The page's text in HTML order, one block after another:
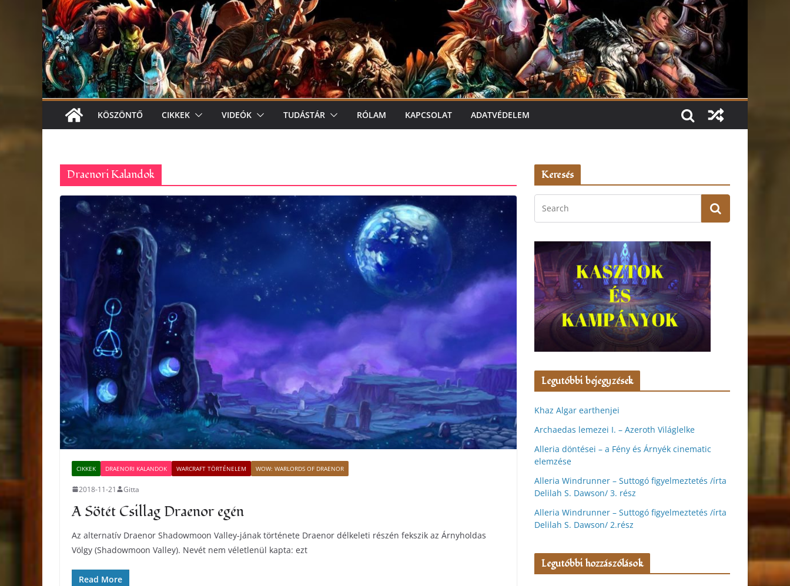
KÖSZÖNTŐ CIKKEK VIDEÓK TUDÁSTÁR RÓLAM KAPCSOLAT ADATVÉDELEM
Draenori Kalandok
CIKKEK DRAENORI KALANDOK WARCRAFT TÖRTÉNELEM WOW: WARLORDS OF DRAENOR
2018-11-21 Gitta
A Sötét Csillag Draenor egén
Az alternatív Draenor Shadowmoon Valley-jának története Draenor délkeleti részén fekszik az Árnyholdas
Völgy (Shadowmoon Valley). Nevét nem véletlenül kapta: ezt
Read More
Keresés
Legutóbbi bejegyzések
Khaz Algar earthenjei
Archaedas lemezei I. – Azeroth Világlelke
Alleria döntései – a Fény és Árnyék cinematic
elemzése
Alleria Windrunner – Suttogó figyelmeztetés /írta
Delilah S. Dawson/ 3. rész
Alleria Windrunner – Suttogó figyelmeztetés /írta
Delilah S. Dawson/ 2.rész
Legutóbbi hozzászólások